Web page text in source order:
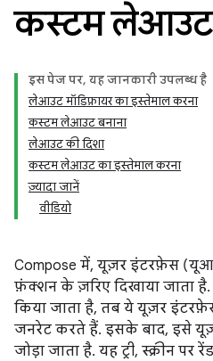
कस्टम लेआउट
इस पेज पर, यह जानकारी उपलब्ध है
लेआउट मॉडिफ़ायर का इस्तेमाल करना
कस्टम लेआउट बनाना
लेआउट की दिशा
कस्टम लेआउट का इस्तेमाल करना
ज़्यादा जानें
वीडियो
Compose में, यूज़र इंटरफ़ेस
फ़ंक्शन के ज़रिए दिखाया जाता
किया जाता है, तब ये यूज़र
जनरेट करते हैं. इसके बाद, इसे
जोड़ा जाता है. यह ट्री, स्क्रीन